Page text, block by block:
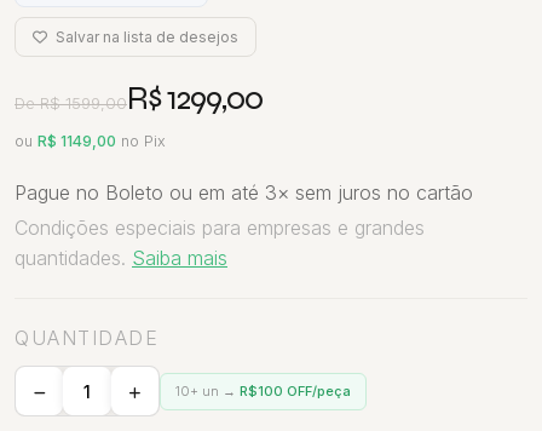
Salvar na lista de desejos
De R$ 1599,00R$ 1299,00
ou R$ 1149,00 no Pix
Pague no Boleto ou em até 3× sem juros no cartão
Condições especiais para empresas e grandes
quantidades. Saiba mais
QUANTIDADE
10+ un → R$100 OFF/peça